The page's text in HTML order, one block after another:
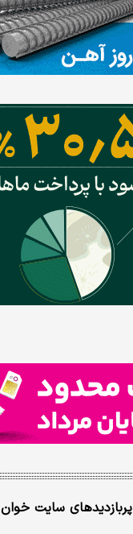
پربازدیدهای سایت خوان